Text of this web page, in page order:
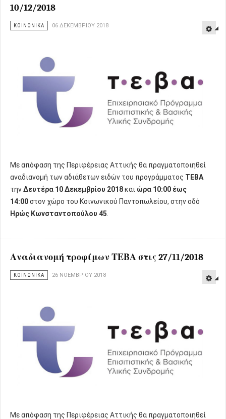
10/12/2018
ΚΟΙΝΩΝΙΚΑ 06 ΔΕΚΕΜΒΡΊΟΥ 2018
Με απόφαση της Περιφέρειας Αττικής θα πραγματοποιηθεί
αναδιανομή των αδιάθετων ειδών του προγράμματος ΤΕΒΑ
τηνΔευτέρα 10 Δεκεμβρίου 2018και ώρα 10:00 έως
14:00στον χώρο του Κοινωνικού Παντοπωλείου, στην οδό
Ηρώς Κωνσταντοπούλου 45.
Αναδιανομή τροφίμων ΤΕΒΑ στις 27/11/2018
ΚΟΙΝΩΝΙΚΑ 26 ΝΟΕΜΒΡΊΟΥ 2018
Με απόφαση της Περιφέρειας Αττικής θα πραγματοποιηθεί